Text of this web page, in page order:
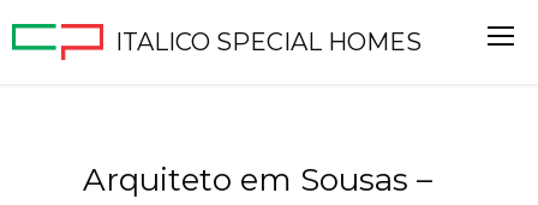
ITALICO SPECIAL HOMES
Arquiteto em Sousas –